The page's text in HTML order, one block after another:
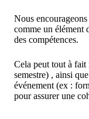
Nous
comme un élément
des compétences.
Cela peut tout à fait
semestre) , ainsi
événement (ex :
pour assurer une